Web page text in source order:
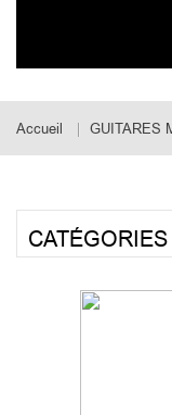
Accueil GUITARES
CATÉGORIES